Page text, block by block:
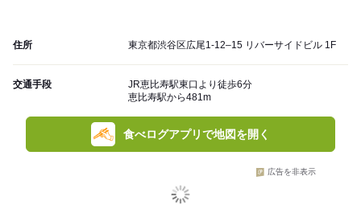
住所 東京都渋谷区広尾1-12–15 リバーサイドビル 1F
交通手段
JR恵比寿駅東口より徒歩6分
恵比寿駅から481m
食べログアプリで地図を開く
広告を非表示